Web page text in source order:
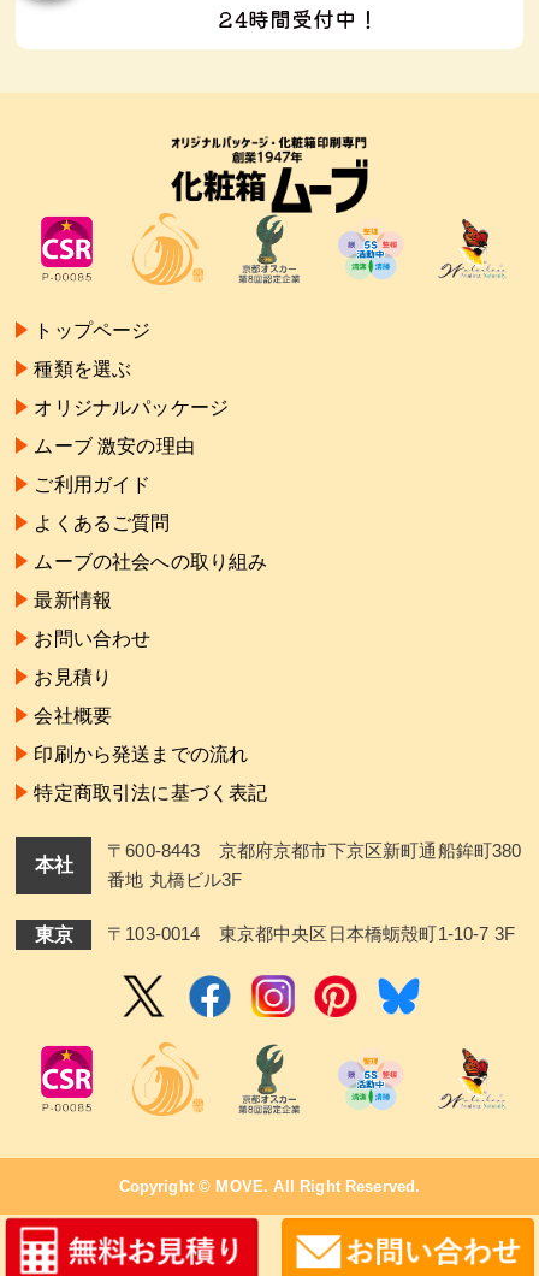
24時間受付中！
トップページ
種類を選ぶ
オリジナルパッケージ
ムーブ 激安の理由
ご利用ガイド
よくあるご質問
ムーブの社会への取り組み
最新情報
お問い合わせ
お見積り
会社概要
印刷から発送までの流れ
特定商取引法に基づく表記
本社
〒600-8443 京都府京都市下京区新町通船鉾町380
番地 丸橋ビル3F
東京 〒103-0014 東京都中央区日本橋蛎殼町1-10-7 3F
Copyright © MOVE. All Right Reserved.